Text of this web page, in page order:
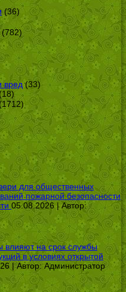
(36)
(782)
вред(33)
для общественных
пожарной безопасности
05.08.2026 | Автор:
влияют на срок службы
в условиях открытой
| Автор: Администратор